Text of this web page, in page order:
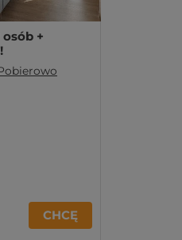
+
CHCĘ